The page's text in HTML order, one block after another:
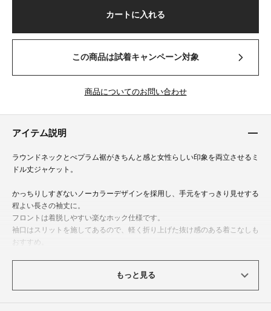
カートに入れる
この商品は試着キャンペーン対象
商品についてのお問い合わせ
アイテム説明
ラウンドネックとぺプラム裾がきちんと感と女性らしい印象を両立させるミ
ドル丈ジャケット。
かっちりしすぎないノーカラーデザインを採用し、手元をすっきり見せする
程よい長さの袖丈に。
フロントは着脱しやすい楽なホック仕様です。
袖口はスリットを施してあるので、軽く折り上げた抜け感のある着こなしも
おすすめ。
オフィスカジュアル（ビジネスカジュアル）としてビジネス・オフィスシー
もっと見る